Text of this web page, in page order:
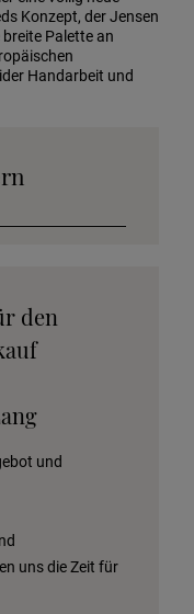
Konzept, der Jensen
Palette an
Handarbeit und
den
und
uns die Zeit für